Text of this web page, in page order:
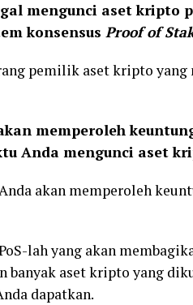
mengunci aset kripto
konsensus Proof of
pemilik aset kripto yang
memperoleh
Anda mengunci aset
akan memperoleh
lah yang akan
banyak aset kripto yang
dapatkan.